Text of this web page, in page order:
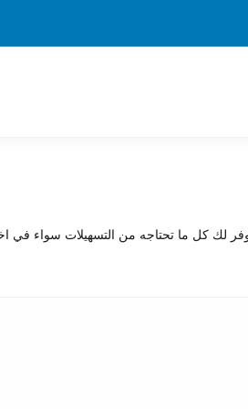
لك كل ما تحتاجه من التسهيلات سواء في